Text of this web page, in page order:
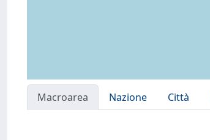
Macroarea Nazione Città